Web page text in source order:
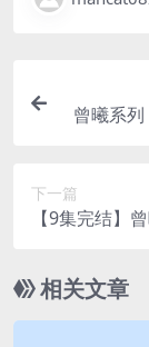
曾曦系
下一篇
【9集完结】
辅导课视频）
相关文章